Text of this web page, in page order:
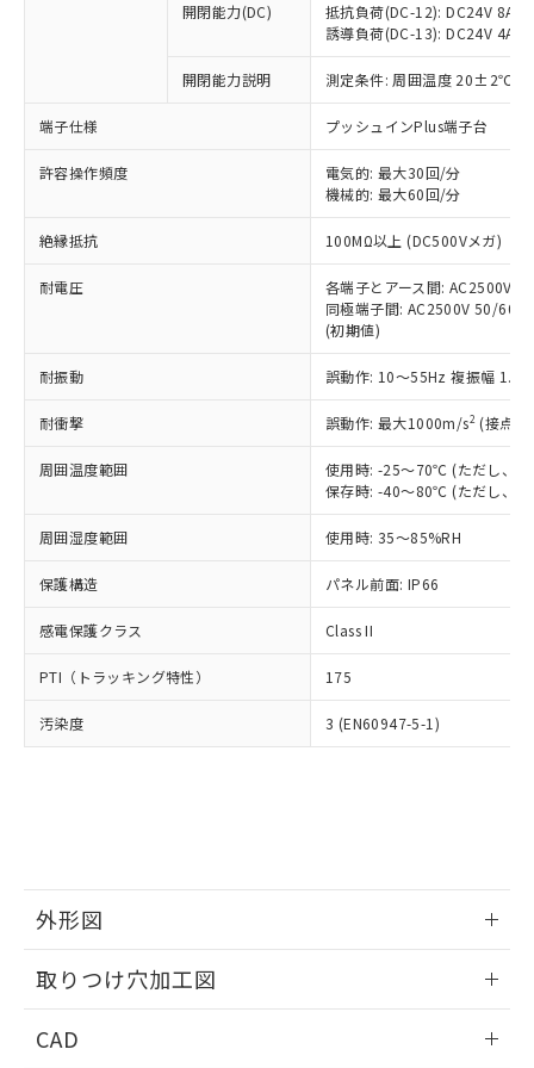
開閉能力(DC)
抵抗負荷(DC-12): DC24V 8A/
誘導負荷(DC-13): DC24V 4A/
開閉能力説明 測定条件: 周囲温度 20±2℃、
端子仕様 プッシュインPlus端子台
許容操作頻度
電気的: 最大30回/分
機械的: 最大60回/分
絶縁抵抗 100MΩ以上 (DC500Vメガ)
耐電圧
各端子とアース間: AC2500V
同極端子間: AC2500V 50/
(初期値)
耐振動 誤動作: 10～55Hz 複振幅
耐衝撃 誤動作: 最大1000m/s2 (接点
周囲温度範囲
使用時: -25～70℃ (ただし、氷
保存時: -40～80℃ (ただし、氷
周囲湿度範囲 使用時: 35～85%RH
保護構造 パネル前面: IP66
感電保護クラス Class II
PTI（トラッキング特性） 175
汚染度 3 (EN60947-5-1)
外形図
取りつけ穴加工図
CAD
以下の条件をお読みいただき、同意のうえ
ご利用ください。
本サービスは、当社制御機器事業取扱
商品の当社在庫状況および標準価格
(税抜)を提供させていただくもので
当社制御機器事業取扱商品の中には、
本サービスの対象外となる商品もある
ことをご了承ください。
在庫状況および標準価格照会結果は、
記載している更新日時点での社内デー
タに基づき作成されるものであり、閲
覧された時点での実際の在庫および標
準価格とは異なる場合があることをご
正式な納期状況および標準価格はお客
様のお取引先、またはお客様担当のオ
ムロン制御機器販売店・当社販売員に
オムロン制御機器販売店や当社販売拠
販売ネットワーク
」をご確認
在庫状況および標準価格結果を当社の
事前の承諾なく第三者に漏洩または開
示しないようお願いします。
マイパーツ機能（部品リスト作成サー
ビス）をご利用いただくには、I-Web
品・サービスに関するお客様との取
の共同利用に関して"
用者の範囲」に記載されている法人を
対応予定なし：EU RoHS指令（10物質）の
非含有に非対応の商品で、対応品を出す予
調査・確認中：EU RoHS指令（10物質）の
非含有の対応状況を調査中または確認中の
商品です。
非該当品：ライセンス料など無形物で、有
害物質有無と関係のない商品です。
仕入先様の事情により、非含有部品として
いたものが、含有品と判明した場合などや
むを得ず変更することがあります。
鉛(Pb) 1000ppm以下、 水銀(Hg) 1000ppm以下、 カド
六価クロム(Cr(Ⅵ)) 1000ppm以下、ポリ臭化ビフェニル
類(PBB) 1000ppm以下、ポリ臭化ジフェニルエーテル類
ルベンジル（BBP） 1000ppm以下、フタル酸ジブチル
（DBP） 1000ppm以下、フタル酸ジイソブチル
但し、RoHS指令で産業用監視および制御機器に対する
適用除外項目は除く。
フタル酸エステル類の４物質については閾値を超える意
図的な使用がないことを確認しています。
部品在庫の切り替え状況などにより、予定
月が前後することがあります。
EU RoHS指令（10物質）の非含有証明書
51物質の非含有証明書（当社基準）
※本証明書は発行日時点で非含有を証明す
「○」：最大均質材料含有率が中国RoHSの
基準値以下であることを示します。
「×」：最大均質材料含有率が中国RoHSの
基準値を超えていることを示します。
「－」：未確認です。当社販売部門へお問
*中国RoHS10物質の基準値 (GB/T26572)：
Pb(鉛) :1000ppm、 Hg(水銀) : 1000ppm、 Cd(カドミウ
Cr(Ⅵ)(六価クロム) : 1000ppm、 PBBs(ポリ臭化ビフェ
ニル類) : 1000ppm、 PBDEs(ポリ臭化ジフェニルエーテ
ル類) : 1000ppm、
DBP(フタル酸ジブチル) : 1000ppm、 DIBP(フタル酸ジ
イソブチル) : 1000ppm、 BBP(フタル酸ブチルベンジ
DEHP(フタル酸ビス(2-エチルヘキシル)) : 1000ppm
「ｅ」：有害物質（10物質）のすべてが基
準値以下であることを示します。
「10」：通常の使用状況下において有害物
質が外部に漏えいし、環境に深刻な影響を
及ぼさない年数を意味します。
当社は、これら貴社製品のうち、外国
為替および外国貿易法に定める商品
（以下｢規制貨物等」という）を輸出
または国外への提供する場合は、日本
国政府の輸出許可(または役務取引許
可)を取得するなどの必要な手続きを
当社は規制貨物を破棄する場合は、完
全に破砕するなど、違法に輸出されな
いよう必要な手段を講じます。
当社は貴社製品を、核兵器、ミサイ
ル、化学兵器、生物兵器またはその他
武器並びにこれらの製造装置等に一切
当社は、貴社製品を第三者に販売する
場合は、上記1、2および3の内容を当
該第三者に通知します。また当社は、
販売先および販売に係わる関係者が違
法に輸出するおそれがある場合は、取
り引きをいたしません。
一定数以上の在庫あり
一定数には満たないが在庫あり
在庫なし(最新の在庫状況につ
いては、お客様のお取引先、ま
たはお客様担当のオムロン制御
機器販売店・当社販売員にご確
受注生産機種、また在庫状況の
情報を公開していない機種